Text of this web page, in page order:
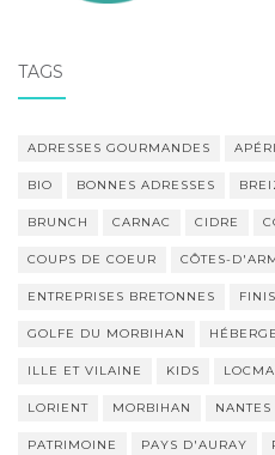
TAGS
ADRESSES GOURMANDES
BIO BONNES ADRESSES
BRUNCH CARNAC CIDRE
COUPS DE COEUR CÔTES-
ENTREPRISES BRETONNES
GOLFE DU MORBIHAN
ILLE ET VILAINE KIDS
LORIENT MORBIHAN
PATRIMOINE PAYS D'AURAY